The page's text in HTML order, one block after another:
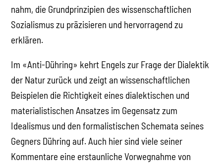
nahm, die Grundprinzipien des wissenschaftlichen
Sozialismus zu präzisieren und hervorragend zu
erklären.
Im «Anti-Dühring» kehrt Engels zur Frage der Dialektik
der Natur zurück und zeigt an wissenschaftlichen
Beispielen die Richtigkeit eines dialektischen und
materialistischen Ansatzes im Gegensatz zum
Idealismus und den formalistischen Schemata seines
Gegners Dühring auf. Auch hier sind viele seiner
Kommentare eine erstaunliche Vorwegnahme von